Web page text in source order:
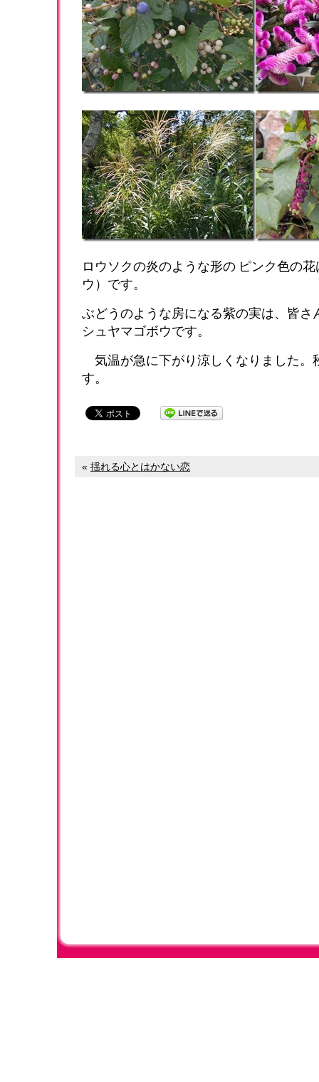
ロウソクの炎のような形の ピンク色の
ウ）です。
ぶどうのような房になる紫の実は、皆さ
シュヤマゴボウです。
気温が急に下がり涼しくなりました。
す。
« 揺れる心とはかない恋